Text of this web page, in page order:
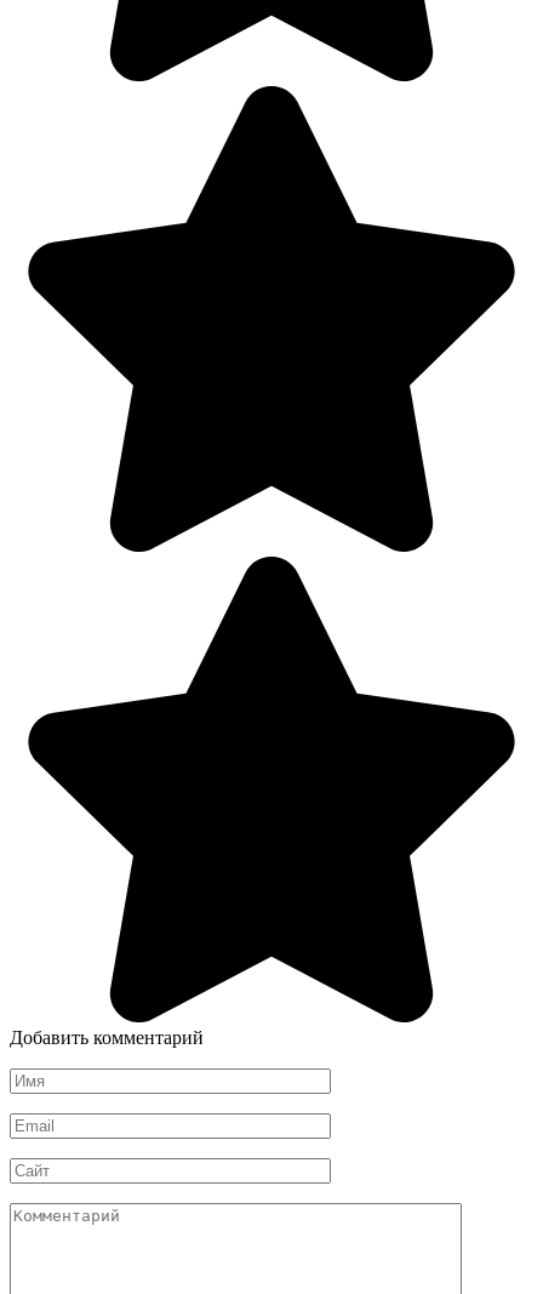
Добавить комментарий
Имя
*
Email
*
Сайт
Комментарий